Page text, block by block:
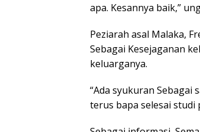
apa. Kesannya baik,”
Peziarah asal Malaka,
Sebagai Kesejaganan
keluarganya.
“Ada syukuran Sebagai
terus bapa selesai studi